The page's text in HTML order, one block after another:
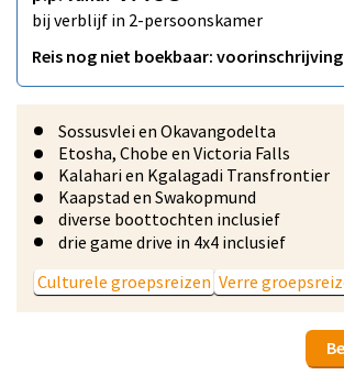
bij verblijf in 2-persoonskamer
Reis nog niet boekbaar:
Sossusvlei en Okavangodelta
Etosha, Chobe en Victoria Falls
Kalahari en Kgalagadi Transfrontier
Kaapstad en Swakopmund
diverse boottochten inclusief
drie game drive in 4x4 inclusief
Culturele groepsreizen Verre